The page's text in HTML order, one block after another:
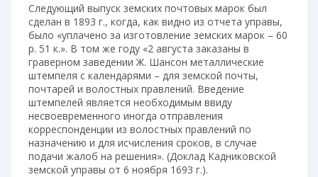
Следующий выпуск земских почтовых марок был
сделан в 1893 г., когда, как видно из отчета управы,
было «уплачено за изготовление земских марок – 60
р. 51 к.». В том же году «2 августа заказаны в
граверном заведении Ж. Шансон металлические
штемпеля с календарями – для земской почты,
почтарей и волостных правлений. Введение
штемпелей является необходимым ввиду
несвоевременного иногда отправления
корреспонденции из волостных правлений по
назначению и для исчисления сроков, в случае
подачи жалоб на решения». (Доклад Кадниковской
земской управы от 6 ноября 1693 г.).